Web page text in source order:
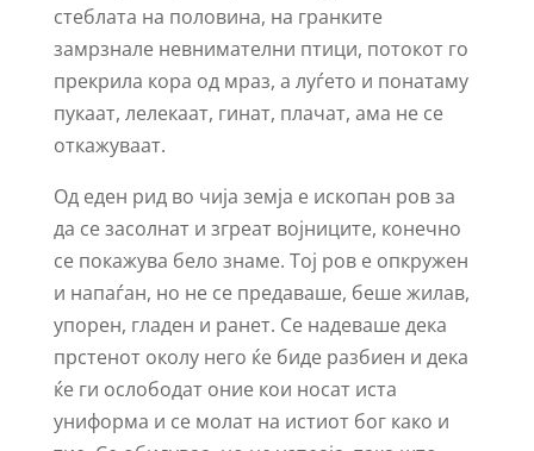
стеблата на половина, на гранките
замрзнале невнимателни птици, потокот го
прекрила кора од мраз, а луѓето и понатаму
пукаат, лелекаат, гинат, плачат, ама не се
откажуваат.
Од еден рид во чија земја е ископан ров за
да се засолнат и згреат војниците, конечно
се покажува бело знаме. Тој ров е опкружен
и напаѓан, но не се предаваше, беше жилав,
упорен, гладен и ранет. Се надеваше дека
прстенот околу него ќе биде разбиен и дека
ќе ги ослободат оние кои носат иста
униформа и се молат на истиот бог како и